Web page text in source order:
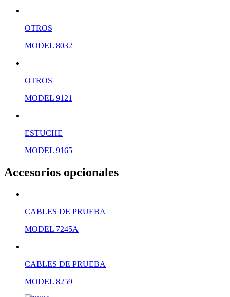
OTROS
MODEL 8032
OTROS
MODEL 9121
ESTUCHE
MODEL 9165
Accesorios opcionales
CABLES DE PRUEBA
MODEL 7245A
CABLES DE PRUEBA
MODEL 8259